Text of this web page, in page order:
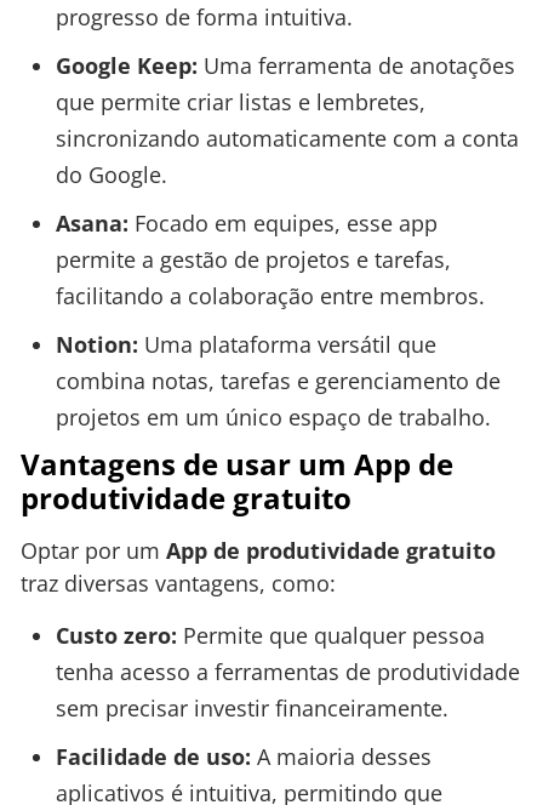
progresso de forma intuitiva.
Google Keep: Uma ferramenta de anotações
que permite criar listas e lembretes,
sincronizando automaticamente com a conta
do Google.
Asana: Focado em equipes, esse app
permite a gestão de projetos e tarefas,
facilitando a colaboração entre membros.
Notion: Uma plataforma versátil que
combina notas, tarefas e gerenciamento de
projetos em um único espaço de trabalho.
Vantagens de usar um App de
produtividade gratuito
Optar por um App de produtividade gratuito
traz diversas vantagens, como:
Custo zero: Permite que qualquer pessoa
tenha acesso a ferramentas de produtividade
sem precisar investir financeiramente.
Facilidade de uso: A maioria desses
aplicativos é intuitiva, permitindo que